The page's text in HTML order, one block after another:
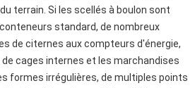
terrain. Si les scellés à boulon sont
standard, de nombreux
de citernes aux compteurs d'énergie,
cages internes et les marchandises
formes irrégulières, de multiples points